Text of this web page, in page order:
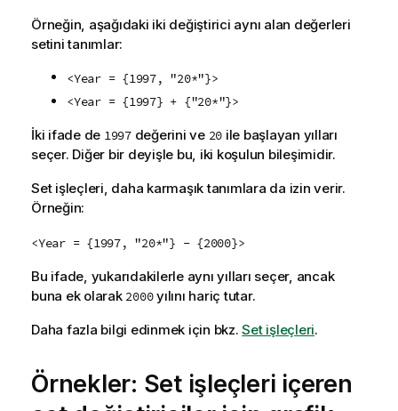
Örneğin, aşağıdaki iki değiştirici aynı alan değerleri
setini tanımlar:
<Year = {1997, "20*"}>
<Year = {1997} + {"20*"}>
İki ifade de 1997değerini ve 20 ile başlayan yılları
seçer. Diğer bir deyişle bu, iki koşulun bileşimidir.
Set işleçleri, daha karmaşık tanımlara da izin verir.
Örneğin:
<Year = {1997, "20*"} - {2000}>
Bu ifade, yukarıdakilerle aynı yılları seçer, ancak
buna ek olarak 2000yılını hariç tutar.
Daha fazla bilgi edinmek için bkz.Set işleçleri.
Örnekler: Set işleçleri içeren